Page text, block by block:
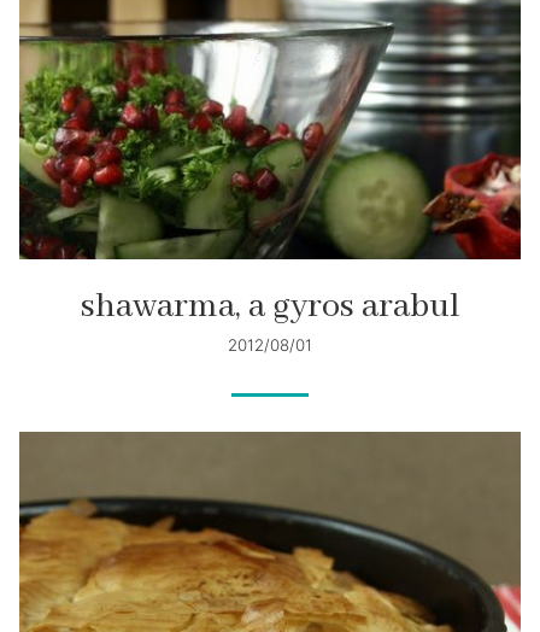
shawarma, a gyros arabul
2012/08/01